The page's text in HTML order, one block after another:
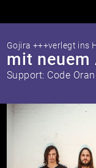
Gojira +++verlegt ins
mit neuem
Support: Code